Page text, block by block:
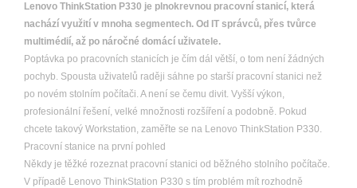
Lenovo ThinkStation P330 je plnokrevnou pracovní stanicí, která
nachází využití v mnoha segmentech. Od IT správců, přes tvůrce
multimédií, až po náročné domácí uživatele.
Poptávka po pracovních stanicích je čím dál větší, o tom není žádných
pochyb. Spousta uživatelů raději sáhne po starší pracovní stanici než
po novém stolním počítači. A není se čemu divit. Vyšší výkon,
profesionální řešení, velké množnosti rozšíření a podobně. Pokud
chcete takový Workstation, zaměřte se na Lenovo ThinkStation P330.
Pracovní stanice na první pohled
Někdy je těžké rozeznat pracovní stanici od běžného stolního počítače.
V případě Lenovo ThinkStation P330 s tím problém mít rozhodně